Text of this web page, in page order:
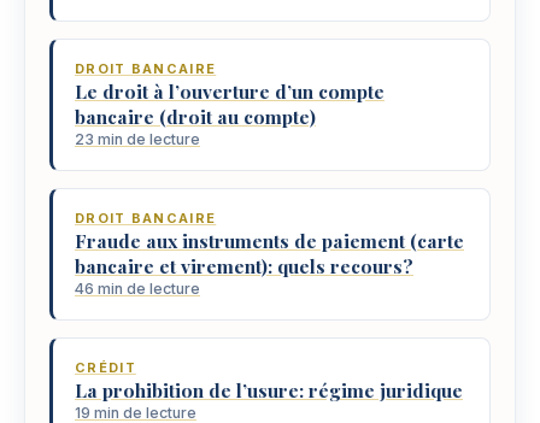
DROIT BANCAIRE
Le droit à l’ouverture d’un compte
bancaire (droit au compte)
23 min de lecture
DROIT BANCAIRE
Fraude aux instruments de paiement (carte
bancaire et virement): quels recours?
46 min de lecture
CRÉDIT
La prohibition de l’usure: régime juridique
19 min de lecture